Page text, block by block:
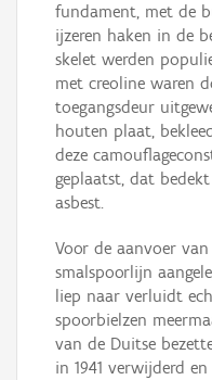
fundament, met de
ijzeren haken in de
skelet werden
met creoline waren
toegangsdeur
houten plaat,
deze
geplaatst, dat
asbest.
Voor de aanvoer
smalspoorlijn
liep naar verluidt
spoorbielzen
van de Duitse
in 1941 verwijderd